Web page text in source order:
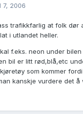
7, 2006
trafikkfarlig at folk dør
i utlandet heller.
f.eks. neon under
bil er litt rød,blå,etc
som kommer
kanskje vurdere det